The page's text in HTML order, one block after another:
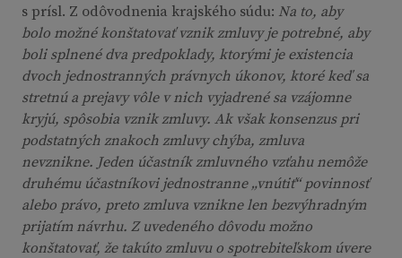
s prísl. Z odôvodnenia krajského súdu: Na to, aby
bolo možné konštatovať vznik zmluvy je potrebné, aby
boli splnené dva predpoklady, ktorými je existencia
dvoch jednostranných právnych úkonov, ktoré keď sa
stretnú a prejavy vôle v nich vyjadrené sa vzájomne
kryjú, spôsobia vznik zmluvy. Ak však konsenzus pri
podstatných znakoch zmluvy chýba, zmluva
nevznikne. Jeden účastník zmluvného vzťahu nemôže
druhému účastníkovi jednostranne „vnútiť“ povinnosť
alebo právo, preto zmluva vznikne len bezvýhradným
prijatím návrhu. Z uvedeného dôvodu možno
konštatovať, že takúto zmluvu o spotrebiteľskom úvere